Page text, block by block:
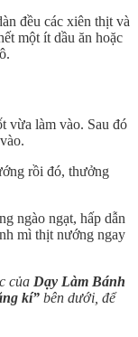
đều các xiên thịt và
một ít dầu ăn hoặc
vừa làm vào. Sau đó
rồi đó, thưởng
ngào ngạt, hấp dẫn
mì thịt nướng ngay
của Dạy Làm Bánh
kí” bên dưới, để